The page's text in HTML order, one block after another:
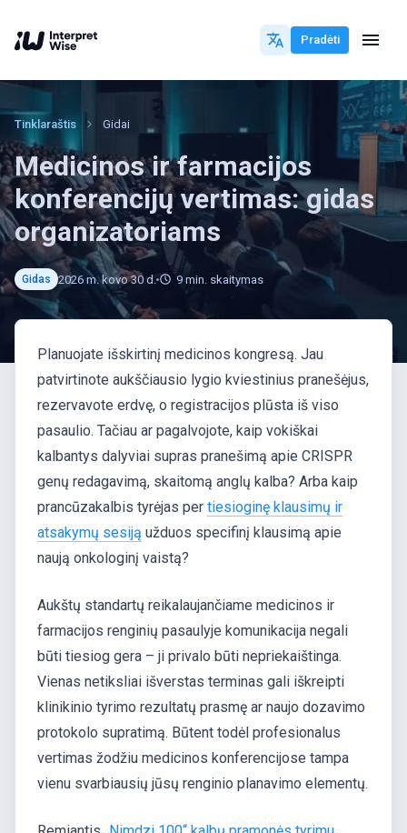
Pradėti
Tinklaraštis Gidai
Medicinos ir farmacijos
konferencijų vertimas: gidas
organizatoriams
Gidas 2026 m. kovo 30 d. 9 min. skaitymas
Planuojate išskirtinį medicinos kongresą. Jau
patvirtinote aukščiausio lygio kviestinius pranešėjus,
rezervavote erdvę, o registracijos plūsta iš viso
pasaulio. Tačiau ar pagalvojote, kaip vokiškai
kalbantys dalyviai supras pranešimą apie CRISPR
genų redagavimą, skaitomą anglų kalba? Arba kaip
prancūzakalbis tyrėjas per tiesioginę klausimų ir
atsakymų sesiją užduos specifinį klausimą apie
naują onkologinį vaistą?
Aukštų standartų reikalaujančiame medicinos ir
farmacijos renginių pasaulyje komunikacija negali
būti tiesiog gera – ji privalo būti nepriekaištinga.
Vienas netiksliai išverstas terminas gali iškreipti
klinikinio tyrimo rezultatų prasmę ar naujo dozavimo
protokolo supratimą. Būtent todėl profesionalus
vertimas žodžiu medicinos konferencijose tampa
vienu svarbiausių jūsų renginio planavimo elementų.